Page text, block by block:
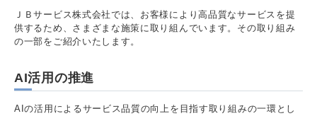
ＪＢサービス株式会社では、お客様により高品質なサービスを提
供するため、さまざまな施策に取り組んでいます。その取り組み
の一部をご紹介いたします。
AI活用の推進
AIの活用によるサービス品質の向上を目指す取り組みの一環とし